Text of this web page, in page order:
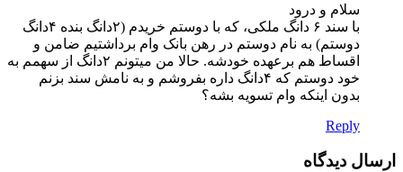
سلام و درود
با سند ۶ دانگ ملکی، که با دوستم خریدم (۲دانگ بنده ۴دانگ
دوستم) به نام دوستم در رهن بانک وام برداشتیم ضامن و
اقساط هم برعهده خودشه. حالا من میتونم ۲دانگ از سهمم به
خود دوستم که ۴دانگ داره بفروشم و به نامش سند بزنم
بدون اینکه وام تسویه بشه؟
Reply
ارسال دیدگاه